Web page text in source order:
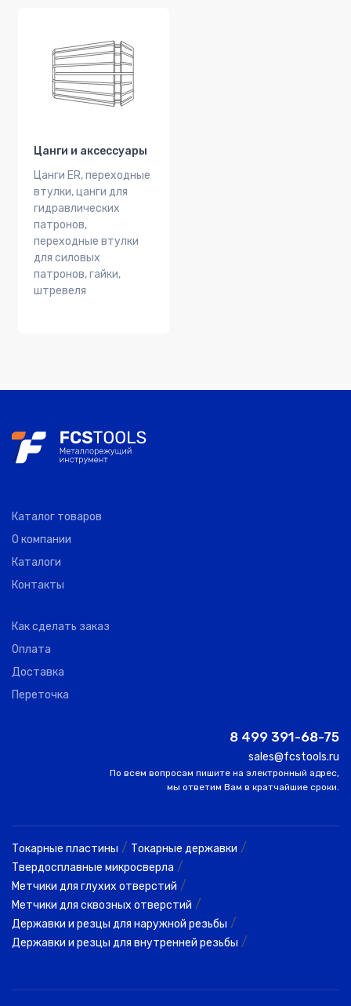
Цанги и аксессуары
Цанги ER, переходные
втулки, цанги для
гидравлических
патронов,
переходные втулки
для силовых
патронов, гайки,
штревеля
Каталог товаров
О компании
Каталоги
Контакты
Как сделать заказ
Оплата
Доставка
Переточка
8 499 391-68-75
sales@fcstools.ru
По всем вопросам пишите на электронный адрес,
мы ответим Вам в кратчайшие сроки.
Токарные пластины / Токарные державки /
Твердосплавные микросверла /
Метчики для глухих отверстий /
Метчики для сквозных отверстий /
Державки и резцы для наружной резьбы /
Державки и резцы для внутренней резьбы /